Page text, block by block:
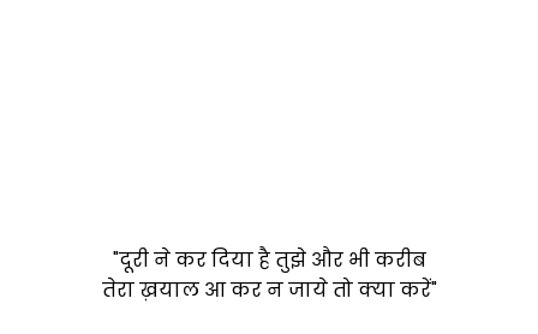
"दूरी ने कर दिया है तुझे और भी करीब
तेरा ख़याल आ कर न जाये तो क्या करें"